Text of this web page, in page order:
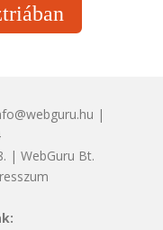
|
| WebGuru Bt.